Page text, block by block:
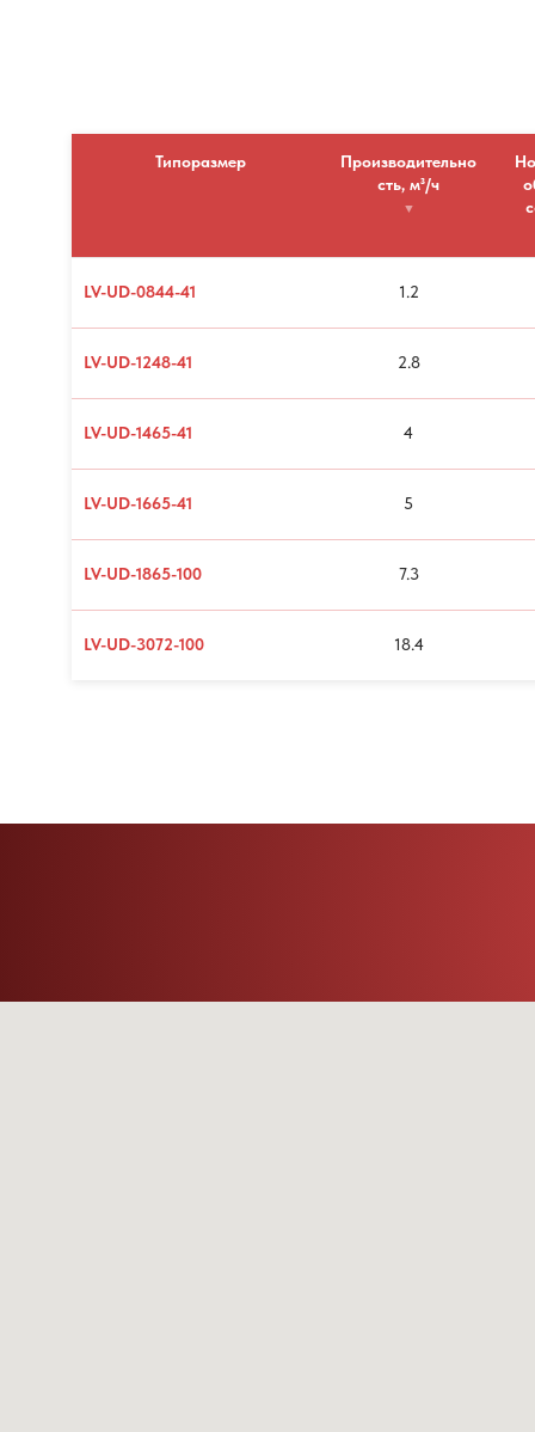
Типоразмер
Производительно
сть, м³/ч
LV-UD-0844-41 1.2
LV-UD-1248-41 2.8
LV-UD-1465-41 4
LV-UD-1665-41 5
LV-UD-1865-100 7.3
LV-UD-3072-100 18.4